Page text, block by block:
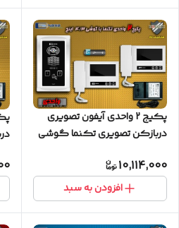
پکیج 2 واحدی آیفون تصویری
دربازکن تصویری تکنما گوشی
لمسی
10,114,000
افزودن به سبد